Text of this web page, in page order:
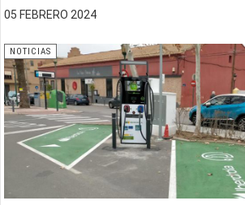
05 FEBRERO 2024
NOTICIAS